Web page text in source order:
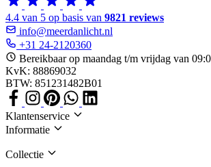
4.4 van 5 op basis van 9821 reviews
info@meerdanlicht.nl
+31 24-2120360
Bereikbaar op maandag t/m vrijdag van
KvK: 88869032
BTW: 851231482B01
Klantenservice
Informatie
Collectie